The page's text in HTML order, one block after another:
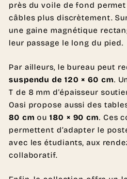
près du voile de fond
câbles plus discrètement.
une gaine magnétique
leur passage le long du pied.
Par ailleurs, le bureau peut
suspendu de 120 × 60 cm.
T de 8 mm d’épaisseur
Oasi propose aussi des
80 cm ou180 × 90 cm. Ces
permettent d’adapter le
avec les étudiants, aux
collaboratif.